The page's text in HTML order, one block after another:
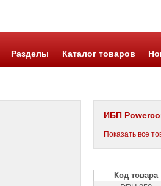
Разделы Каталог товаров
ИБП
Показать все
Код товара